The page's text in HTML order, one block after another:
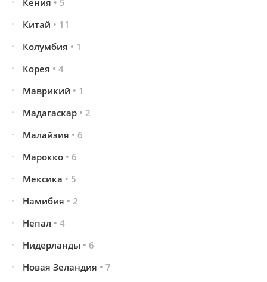
Кения • 5
Китай • 11
Колумбия • 1
Корея • 4
Маврикий • 1
Мадагаскар • 2
Малайзия • 6
Марокко • 6
Мексика • 5
Намибия • 2
Непал • 4
Нидерланды • 6
Новая Зеландия • 7